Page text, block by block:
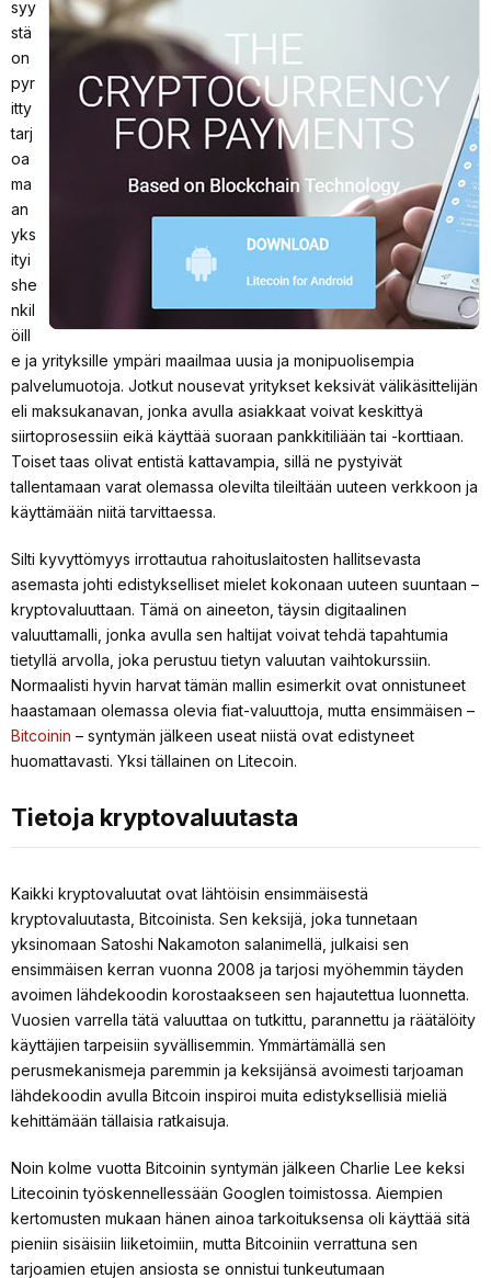
syy
stä
on
pyr
itty
tarj
oa
ma
an
yks
ityi
she
nkil
öill
e ja yrityksille ympäri maailmaa uusia ja monipuolisempia
palvelumuotoja. Jotkut nousevat yritykset keksivät välikäsittelijän
eli maksukanavan, jonka avulla asiakkaat voivat keskittyä
siirtoprosessiin eikä käyttää suoraan pankkitiliään tai -korttiaan.
Toiset taas olivat entistä kattavampia, sillä ne pystyivät
tallentamaan varat olemassa olevilta tileiltään uuteen verkkoon ja
käyttämään niitä tarvittaessa.
Silti kyvyttömyys irrottautua rahoituslaitosten hallitsevasta
asemasta johti edistykselliset mielet kokonaan uuteen suuntaan –
kryptovaluuttaan. Tämä on aineeton, täysin digitaalinen
valuuttamalli, jonka avulla sen haltijat voivat tehdä tapahtumia
tietyllä arvolla, joka perustuu tietyn valuutan vaihtokurssiin.
Normaalisti hyvin harvat tämän mallin esimerkit ovat onnistuneet
haastamaan olemassa olevia fiat-valuuttoja, mutta ensimmäisen –
Bitcoinin – syntymän jälkeen useat niistä ovat edistyneet
huomattavasti. Yksi tällainen on Litecoin.
Tietoja kryptovaluutasta
Kaikki kryptovaluutat ovat lähtöisin ensimmäisestä
kryptovaluutasta, Bitcoinista. Sen keksijä, joka tunnetaan
yksinomaan Satoshi Nakamoton salanimellä, julkaisi sen
ensimmäisen kerran vuonna 2008 ja tarjosi myöhemmin täyden
avoimen lähdekoodin korostaakseen sen hajautettua luonnetta.
Vuosien varrella tätä valuuttaa on tutkittu, parannettu ja räätälöity
käyttäjien tarpeisiin syvällisemmin. Ymmärtämällä sen
perusmekanismeja paremmin ja keksijänsä avoimesti tarjoaman
lähdekoodin avulla Bitcoin inspiroi muita edistyksellisiä mieliä
kehittämään tällaisia ratkaisuja.
Noin kolme vuotta Bitcoinin syntymän jälkeen Charlie Lee keksi
Litecoinin työskennellessään Googlen toimistossa. Aiempien
kertomusten mukaan hänen ainoa tarkoituksensa oli käyttää sitä
pieniin sisäisiin liiketoimiin, mutta Bitcoiniin verrattuna sen
tarjoamien etujen ansiosta se onnistui tunkeutumaan